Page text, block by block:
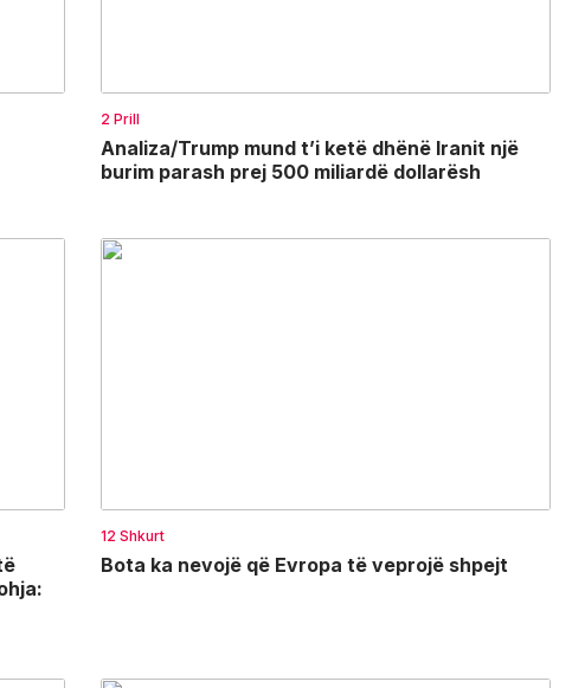
2 Prill
Analiza/Trump mund t’i ketë dhënë Iranit një
burim parash prej 500 miliardë dollarësh
12 Shkurt
Bota ka nevojë që Evropa të veprojë shpejt